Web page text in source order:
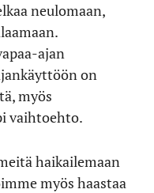
neulomaan,
ajan
on
myös
vaihtoehto.
haikailemaan
myös haastaa